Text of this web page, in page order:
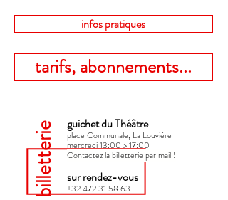
infos pratiques
tarifs, abonnements...
billetterie guichet du Théâtre
place Communale, La Louvière
mercredi 13:00 > 17:00​
Contactez la billetterie par mail !
sur rendez-vous
+32 472 31 58 63